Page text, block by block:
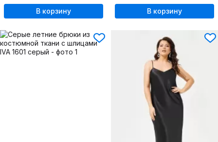
В корзину В корзину